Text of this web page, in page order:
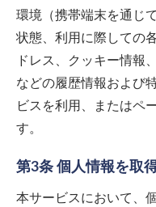
環境（携帯端末を通じ
状態、利用に際しての
ドレス、クッキー情報
などの履歴情報および
ビスを利用、またはペ
す。
第3条 個人情報を取
本サービスにおいて、